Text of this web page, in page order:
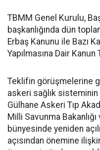
TBMM Genel Kurulu,
başkanlığında dün
Erbaş Kanunu ile Bazı
Yapılmasına Dair
Teklifin görüşmelerine
askeri sağlık
Gülhane Askeri Tıp
Milli Savunma
bünyesinde yeniden
açısından önemine